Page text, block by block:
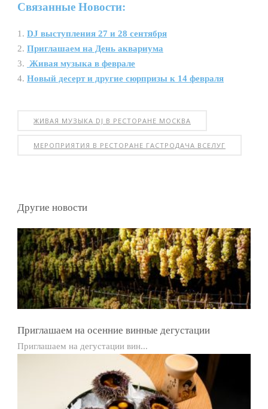
Связанные Новости:
DJ выступления 27 и 28 сентября
Приглашаем на День аквариума
Живая музыка в феврале
Новый десерт и другие сюрпризы к 14 февраля
ЖИВАЯ МУЗЫКА DJ В РЕСТОРАНЕ МОСКВА
МЕРОПРИЯТИЯ В РЕСТОРАНЕ ГАСТРОДАЧА ВСЕЛУГ
Другие новости
Приглашаем на осенние винные дегустации
Приглашаем на дегустации вин...